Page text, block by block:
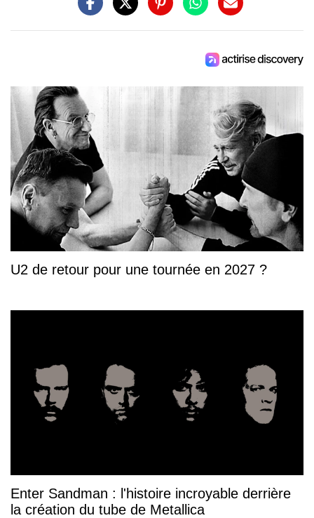
U2 de retour pour une tournée en 2027 ?
Enter Sandman : l'histoire incroyable derrière
la création du tube de Metallica